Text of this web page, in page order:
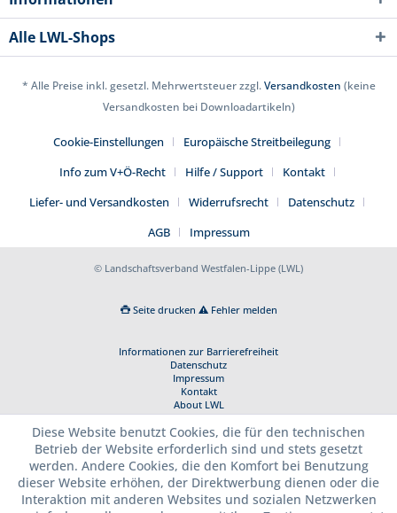
Alle LWL-Shops
* Alle Preise inkl. gesetzl. Mehrwertsteuer zzgl.Versandkosten (keine
Versandkosten bei Downloadartikeln)
Cookie-Einstellungen
Europäische Streitbeilegung
Info zum V+Ö-Recht
Hilfe / Support
Kontakt
Liefer- und Versandkosten
Widerrufsrecht
Datenschutz
AGB
Impressum
© Landschaftsverband Westfalen-Lippe (LWL)
Seite drucken Fehler melden
Informationen zur Barrierefreiheit
Datenschutz
Impressum
Kontakt
About LWL
Diese Website benutzt Cookies, die für den technischen
Betrieb der Website erforderlich sind und stets gesetzt
werden. Andere Cookies, die den Komfort bei Benutzung
dieser Website erhöhen, der Direktwerbung dienen oder die
Interaktion mit anderen Websites und sozialen Netzwerken